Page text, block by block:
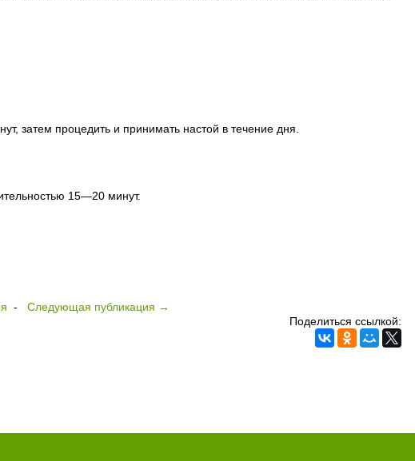
затем процедить и принимать настой в течение дня.
15—20 минут.
-Следующая публикация →
Поделиться ссылкой: